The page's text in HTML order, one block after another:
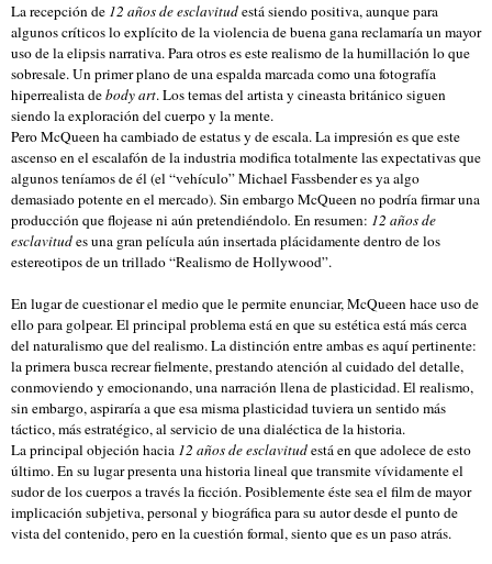
La recepción de 12 años de esclavitudestá siendo positiva, aunque para
algunos críticos lo explícito de la violencia de buena gana reclamaría un mayor
uso de la elipsis narrativa. Para otros es este realismo de la humillación lo que
sobresale. Un primer plano de una espalda marcada como una fotografía
hiperrealista debody art. Los temas del artista y cineasta británico siguen
siendo la exploración del cuerpo y la mente.
Pero McQueen ha cambiado de estatus y de escala. La impresión es que este
ascenso en el escalafón de la industria modifica totalmente las expectativas que
algunos teníamos de él (el “vehículo” Michael Fassbender es ya algo
demasiado potente en el mercado). Sin embargo McQueen no podría firmar una
producción que flojease ni aún pretendiéndolo. En resumen: 12 años de
esclavitudes una gran película aún insertada plácidamente dentro de los
estereotipos de un trillado “Realismo de Hollywood”.
En lugar de cuestionar el medio que le permite enunciar, McQueen hace uso de
ello para golpear. El principal problema está en que su estética está más cerca
del naturalismo que del realismo. La distinción entre ambas es aquí pertinente:
la primera busca recrear fielmente, prestando atención al cuidado del detalle,
conmoviendo y emocionando, una narración llena de plasticidad. El realismo,
sin embargo, aspiraría a que esa misma plasticidad tuviera un sentido más
táctico, más estratégico, al servicio de una dialéctica de la historia.
La principal objeción hacia 12 años de esclavitudestá en que adolece de esto
último. En su lugar presenta una historia lineal que transmite vívidamente el
sudor de los cuerpos a través la ficción. Posiblemente éste sea el film de mayor
implicación subjetiva, personal y biográfica para su autor desde el punto de
vista del contenido, pero en la cuestión formal, siento que es un paso atrás.